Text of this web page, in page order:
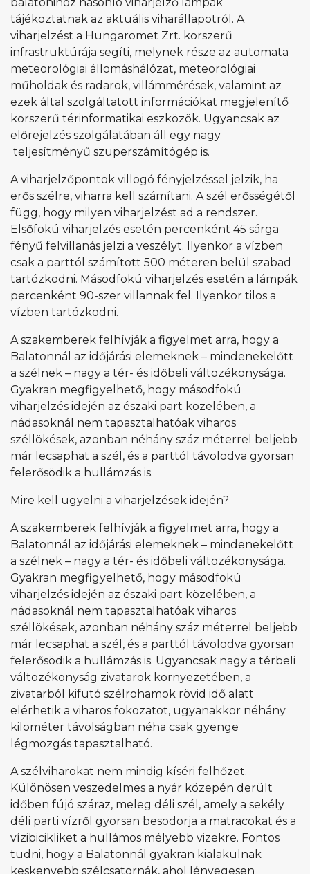
tájékoztatnak az aktuális viharállapotról. A
viharjelzést a Hungaromet Zrt. korszerű
infrastruktúrája segíti, melynek része az automata
meteorológiai állomáshálózat, meteorológiai
műholdak és radarok, villámmérések, valamint az
ezek által szolgáltatott információkat megjelenítő
korszerű térinformatikai eszközök. Ugyancsak az
előrejelzés szolgálatában áll egy nagy
teljesítményű szuperszámítógép is.
A viharjelzőpontok villogó fényjelzéssel jelzik, ha
erős szélre, viharra kell számítani. A szél erősségétől
függ, hogy milyen viharjelzést ad a rendszer.
Elsőfokú viharjelzés esetén percenként 45 sárga
fényű felvillanás jelzi a veszélyt. Ilyenkor a vízben
csak a parttól számított 500 méteren belül szabad
tartózkodni. Másodfokú viharjelzés esetén a lámpák
percenként 90-szer villannak fel. Ilyenkor tilos a
vízben tartózkodni.
A szakemberek felhívják a figyelmet arra, hogy a
Balatonnál az időjárási elemeknek – mindenekelőtt
a szélnek – nagy a tér- és időbeli változékonysága.
Gyakran megfigyelhető, hogy másodfokú
viharjelzés idején az északi part közelében, a
nádasoknál nem tapasztalhatóak viharos
széllökések, azonban néhány száz méterrel beljebb
már lecsaphat a szél, és a parttól távolodva gyorsan
felerősödik a hullámzás is.
Mire kell ügyelni a viharjelzések idején?
A szakemberek felhívják a figyelmet arra, hogy a
Balatonnál az időjárási elemeknek – mindenekelőtt
a szélnek – nagy a tér- és időbeli változékonysága.
Gyakran megfigyelhető, hogy másodfokú
viharjelzés idején az északi part közelében, a
nádasoknál nem tapasztalhatóak viharos
széllökések, azonban néhány száz méterrel beljebb
már lecsaphat a szél, és a parttól távolodva gyorsan
felerősödik a hullámzás is. Ugyancsak nagy a térbeli
változékonyság zivatarok környezetében, a
zivatarból kifutó szélrohamok rövid idő alatt
elérhetik a viharos fokozatot, ugyanakkor néhány
kilométer távolságban néha csak gyenge
légmozgás tapasztalható.
A szélviharokat nem mindig kíséri felhőzet.
Különösen veszedelmes a nyár közepén derült
időben fújó száraz, meleg déli szél, amely a sekély
déli parti vízről gyorsan besodorja a matracokat és a
vízibicikliket a hullámos mélyebb vizekre. Fontos
tudni, hogy a Balatonnál gyakran kialakulnak
keskenyebb szélcsatornák, ahol lényegesen